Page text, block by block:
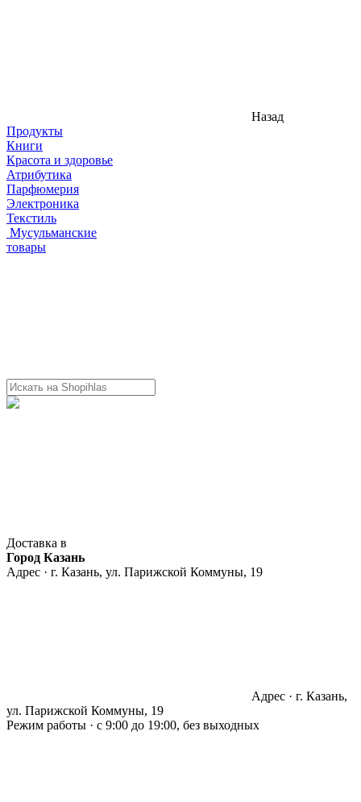
Назад
Продукты
Книги
Красота и здоровье
Атрибутика
Парфюмерия
Электроника
Текстиль
Мусульманские
товары
Доставка в
Город Казань
Адрес · г. Казань, ул. Парижской Коммуны, 19
Адрес · г. Казань,
ул. Парижской Коммуны, 19
Режим работы · с 9:00 до 19:00, без выходных